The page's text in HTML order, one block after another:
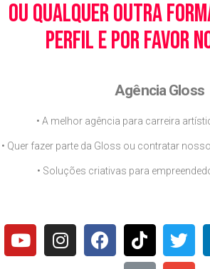
ou qualquer outra
perfil e por favor
Agência Gloss
• A melhor agência para carreira
• Quer fazer parte da Gloss ou contratar
• Soluções criativas para